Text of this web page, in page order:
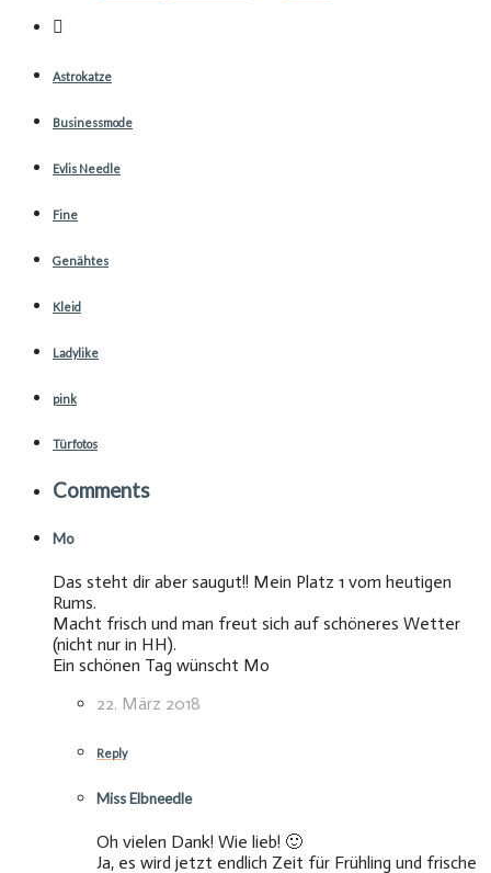
Astrokatze
Businessmode
Evlis Needle
Fine
Genähtes
Kleid
Ladylike
pink
Türfotos
Comments
Mo
Das steht dir aber saugut!! Mein Platz 1 vom heutigen
Rums.
Macht frisch und man freut sich auf schöneres Wetter
(nicht nur in HH).
Ein schönen Tag wünscht Mo
22. März 2018
Reply
Miss Elbneedle
Oh vielen Dank! Wie lieb! 🙂
Ja, es wird jetzt endlich Zeit für Frühling und frische